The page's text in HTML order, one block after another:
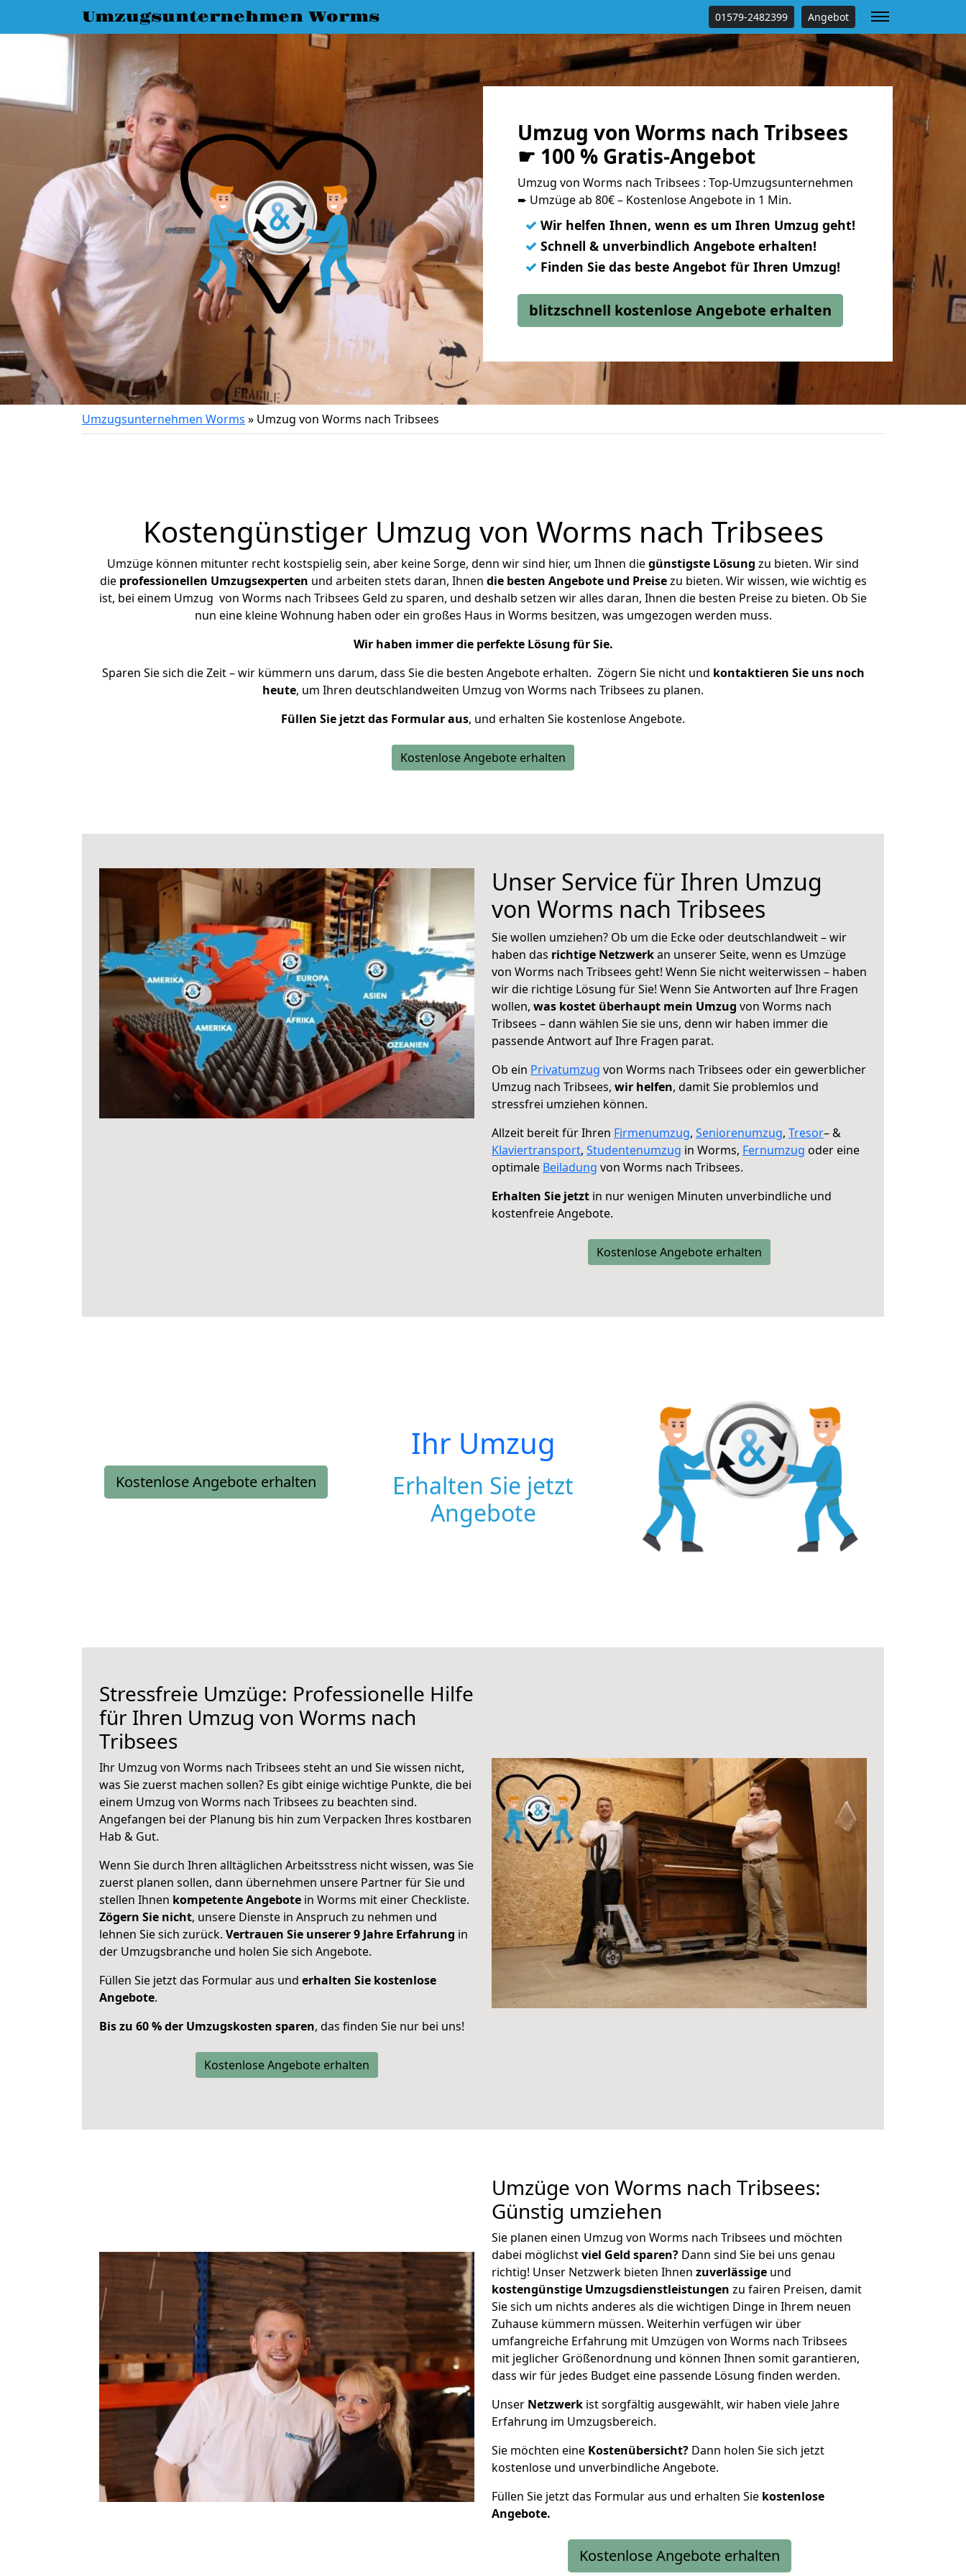
Umzugsunternehmen Worms 01579-2482399 Angebot
Umzug von Worms nach Tribsees
☛ 100 % Gratis-Angebot
Umzug von Worms nach Tribsees : Top-Umzugsunternehmen
➨ Umzüge ab 80€ – Kostenlose Angebote in 1 Min.
✓ Wir helfen Ihnen, wenn es um Ihren Umzug geht!
✓ Schnell & unverbindlich Angebote erhalten!
✓ Finden Sie das beste Angebot für Ihren Umzug!
blitzschnell kostenlose Angebote erhalten
Umzugsunternehmen Worms » Umzug von Worms nach Tribsees
Kostengünstiger Umzug von Worms nach Tribsees
Umzüge können mitunter recht kostspielig sein, aber keine Sorge, denn wir sind hier, um Ihnen diegünstigste Lösung zu bieten. Wir sind
die professionellen Umzugsexperten und arbeiten stets daran, Ihnen die besten Angebote und Preisezu bieten. Wir wissen, wie wichtig es
ist, bei einem Umzug von Worms nach Tribsees Geld zu sparen, und deshalb setzen wir alles daran, Ihnen die besten Preise zu bieten. Ob Sie
nun eine kleine Wohnung haben oder ein großes Haus in Worms besitzen, was umgezogen werden muss.
Wir haben immer die perfekte Lösung für Sie.
Sparen Sie sich die Zeit – wir kümmern uns darum, dass Sie die besten Angebote erhalten. Zögern Sie nicht und kontaktieren Sie uns noch
heute, um Ihren deutschlandweiten Umzug von Worms nach Tribsees zu planen.
Füllen Sie jetzt das Formular aus, und erhalten Sie kostenlose Angebote.
Kostenlose Angebote erhalten
Unser Service für Ihren Umzug
von Worms nach Tribsees
Sie wollen umziehen? Ob um die Ecke oder deutschlandweit – wir
haben das richtige Netzwerkan unserer Seite, wenn es Umzüge
von Worms nach Tribsees geht! Wenn Sie nicht weiterwissen – haben
wir die richtige Lösung für Sie! Wenn Sie Antworten auf Ihre Fragen
wollen, was kostet überhaupt mein Umzug von Worms nach
Tribsees – dann wählen Sie sie uns, denn wir haben immer die
passende Antwort auf Ihre Fragen parat.
Ob ein Privatumzug von Worms nach Tribsees oder ein gewerblicher
Umzug nach Tribsees, wir helfen, damit Sie problemlos und
stressfrei umziehen können.
Allzeit bereit für Ihren Firmenumzug, Seniorenumzug, Tresor– &
Klaviertransport, Studentenumzug in Worms, Fernumzug oder eine
optimale Beiladung von Worms nach Tribsees.
Erhalten Sie jetzt in nur wenigen Minuten unverbindliche und
kostenfreie Angebote.
Kostenlose Angebote erhalten
Kostenlose Angebote erhalten
Ihr Umzug
Erhalten Sie jetzt
Angebote
Stressfreie Umzüge: Professionelle Hilfe
für Ihren Umzug von Worms nach
Tribsees
Ihr Umzug von Worms nach Tribsees steht an und Sie wissen nicht,
was Sie zuerst machen sollen? Es gibt einige wichtige Punkte, die bei
einem Umzug von Worms nach Tribsees zu beachten sind.
Angefangen bei der Planung bis hin zum Verpacken Ihres kostbaren
Hab & Gut.
Wenn Sie durch Ihren alltäglichen Arbeitsstress nicht wissen, was Sie
zuerst planen sollen, dann übernehmen unsere Partner für Sie und
stellen Ihnen kompetente Angebote in Worms mit einer Checkliste.
Zögern Sie nicht, unsere Dienste in Anspruch zu nehmen und
lehnen Sie sich zurück. Vertrauen Sie unserer 9 Jahre Erfahrung in
der Umzugsbranche und holen Sie sich Angebote.
Füllen Sie jetzt das Formular aus und erhalten Sie kostenlose
Angebote.
Bis zu 60 % der Umzugskosten sparen, das finden Sie nur bei uns!
Kostenlose Angebote erhalten
Umzüge von Worms nach Tribsees:
Günstig umziehen
Sie planen einen Umzug von Worms nach Tribsees und möchten
dabei möglichstviel Geld sparen? Dann sind Sie bei uns genau
richtig! Unser Netzwerk bieten Ihnen zuverlässige und
kostengünstige Umzugsdienstleistungen zu fairen Preisen, damit
Sie sich um nichts anderes als die wichtigen Dinge in Ihrem neuen
Zuhause kümmern müssen. Weiterhin verfügen wir über
umfangreiche Erfahrung mit Umzügen von Worms nach Tribsees
mit jeglicher Größenordnung und können Ihnen somit garantieren,
dass wir für jedes Budget eine passende Lösung finden werden.
Unser Netzwerk ist sorgfältig ausgewählt, wir haben viele Jahre
Erfahrung im Umzugsbereich.
Sie möchten eine Kostenübersicht? Dann holen Sie sich jetzt
kostenlose und unverbindliche Angebote.
Füllen Sie jetzt das Formular aus und erhalten Sie kostenlose
Angebote.
Kostenlose Angebote erhalten